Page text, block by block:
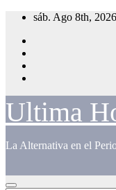
Saltar
contenido
sáb. Ago 8th, 2026
Ultima
La Alternativa en el